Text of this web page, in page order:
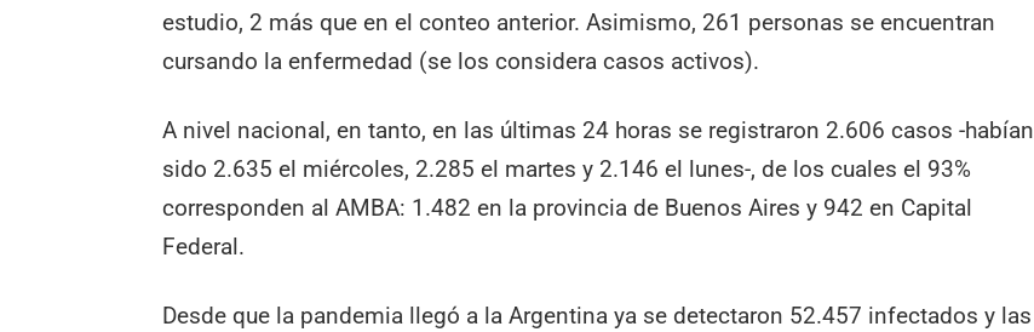
estudio, 2 más que en el conteo anterior. Asimismo, 261 personas se encuentran
cursando la enfermedad (se los considera casos activos).
A nivel nacional, en tanto, en las últimas 24 horas se registraron 2.606 casos -habían
sido 2.635 el miércoles, 2.285 el martes y 2.146 el lunes-, de los cuales el 93%
corresponden al AMBA: 1.482 en la provincia de Buenos Aires y 942 en Capital
Federal.
Desde que la pandemia llegó a la Argentina ya se detectaron 52.457 infectados y las